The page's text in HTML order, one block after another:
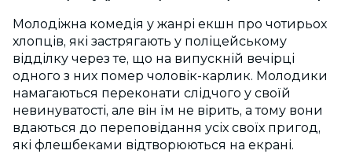
Молодіжна комедія у жанрі екшн про чотирьох
хлопців, які застрягають у поліцейському
відділку через те, що на випускній вечірці
одного з них помер чоловік-карлик. Молодики
намагаються переконати слідчого у своїй
невинуватості, але він їм не вірить, а тому вони
вдаються до переповідання усіх своїх пригод,
які флешбеками відтворюються на екрані.